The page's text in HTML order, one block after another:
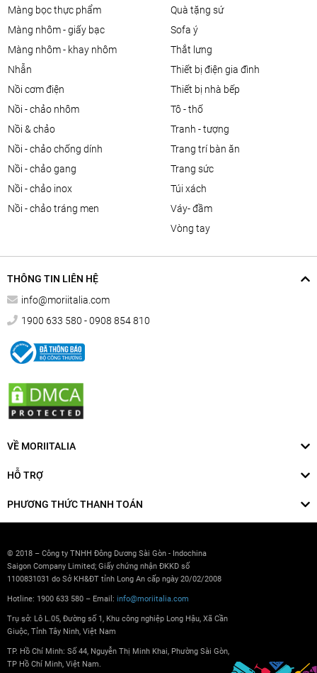
màng bọc thực phẩm
màng nhôm - giấy bạc
màng nhôm - khay nhôm
nhẫn
nồi cơm điện
nồi - chảo nhôm
nồi & chảo
nồi - chảo chống dính
nồi - chảo gang
nồi - chảo inox
nồi - chảo tráng men
quà tặng sứ
sofa ý
thắt lưng
thiết bị điện gia đình
thiết bị nhà bếp
tô - thố
tranh - tượng
trang trí bàn ăn
trang sức
túi xách
váy- đầm
vòng tay
THÔNG TIN LIÊN HỆ
info@moriitalia.com
1900 633 580 - 0908 854 810
VỀ MORIITALIA
HỖ TRỢ
PHƯƠNG THỨC THANH TOÁN
© 2018 – Công ty TNHH Đông Dương Sài Gòn - Indochina
Saigon Company Limited; Giấy chứng nhận ĐKKD số
1100831031 do Sở KH&ĐT tỉnh Long An cấp ngày 20/02/2008
Hotline: 1900 633 580 – Email: info@moriitalia.com
Trụ sở: Lô L.05, Đường số 1, Khu công nghiệp Long Hậu, Xã Cần
Giuộc, Tỉnh Tây Ninh, Việt Nam
TP. Hồ Chí Minh: Số 44, Nguyễn Thị Minh Khai, Phường Sài Gòn,
TP Hồ Chí Minh, Việt Nam.